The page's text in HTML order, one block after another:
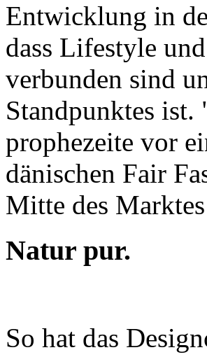
Entwicklung in
dass Lifestyle
verbunden sind
Standpunktes
prophezeite vor
dänischen Fair
Mitte des
Natur pur.
So hat das